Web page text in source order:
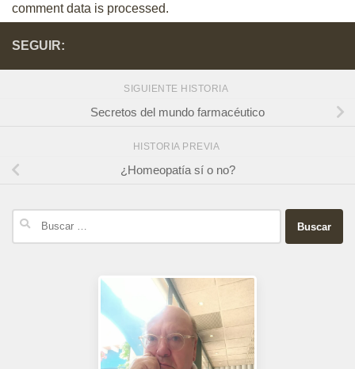
comment data is processed.
SEGUIR:
SIGUIENTE HISTORIA
Secretos del mundo farmacéutico
HISTORIA PREVIA
¿Homeopatía sí o no?
Buscar: